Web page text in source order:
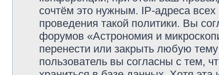
сочтём это нужным. IP-адреса
проведения такой политики. Вы
форумов «Астрономия и
перенести или закрыть любую
пользователь вы согласны с тем,